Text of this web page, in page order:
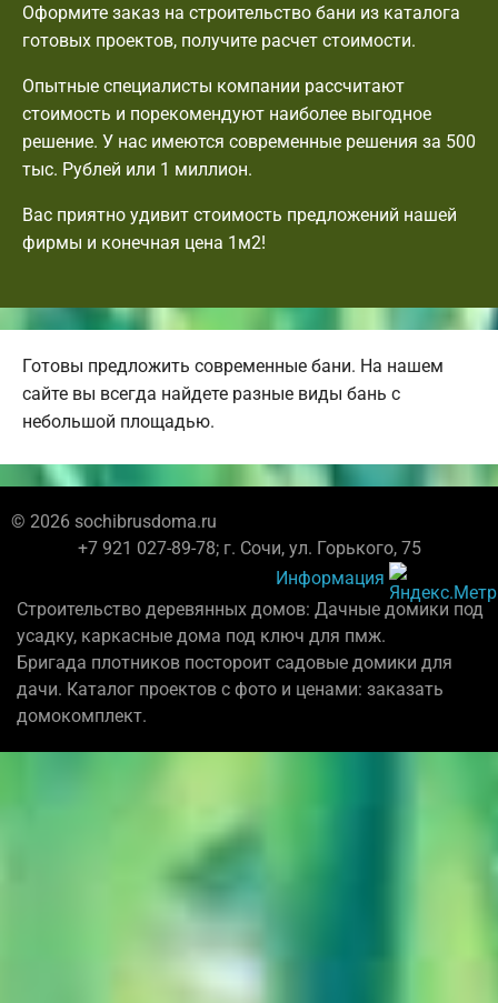
Оформите заказ на строительство бани из каталога
готовых проектов, получите расчет стоимости.
Опытные специалисты компании рассчитают
стоимость и порекомендуют наиболее выгодное
решение. У нас имеются современные решения за 500
тыс. Рублей или 1 миллион.
Вас приятно удивит стоимость предложений нашей
фирмы и конечная цена 1м2!
Готовы предложить современные бани. На нашем
сайте вы всегда найдете разные виды бань с
небольшой площадью.
© 2026 sochibrusdoma.ru
+7 921 027-89-78; г. Сочи, ул. Горького, 75
Информация
Строительство деревянных домов: Дачные домики под
усадку, каркасные дома под ключ для пмж.
Бригада плотников постороит садовые домики для
дачи. Каталог проектов с фото и ценами: заказать
домокомплект.